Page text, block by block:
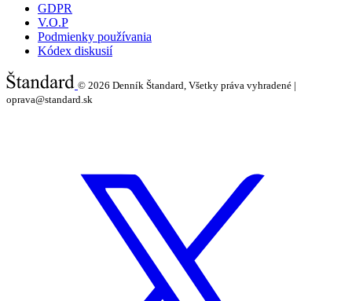
GDPR
V.O.P
Podmienky používania
Kódex diskusií
© 2026 Denník Štandard, Všetky práva vyhradené |
oprava@standard.sk